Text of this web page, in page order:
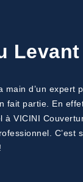
Levant
d’un expert
fait partie. En
VICINI
C’est